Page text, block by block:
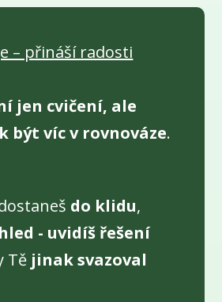
– přináší radosti
jen cvičení, ale
být víc v rovnováze.
do klidu,
- uvidíš řešení
Tě jinak svazoval